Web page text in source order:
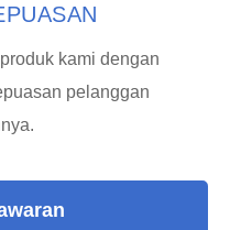
kami dengan
pelanggan